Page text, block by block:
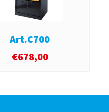
Art.C700
€678,00